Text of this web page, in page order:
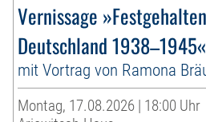
Vernissage
Deutschland 1938–1945«
mit Vortrag von Ramona
Montag, 17.08.2026 | 18:00 Uhr